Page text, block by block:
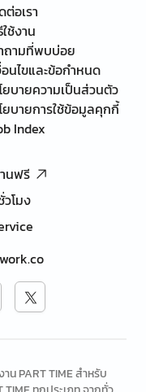
ต่อเรา
ช้งาน
ถามที่พบบ่อย
อนไขและข้อกำหนด
ยบายความเป็นส่วนตัว
ยบายการใช้ข้อมูลคุกกี้
Index
นฟรี
โมง
PART TIME สำหรับ